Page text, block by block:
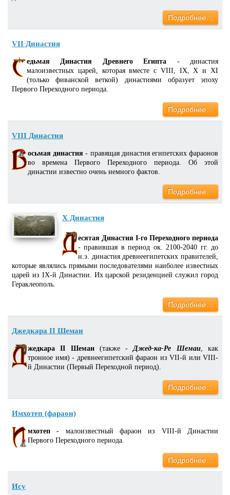
Подробнее…
VII Династия
едьмая Династия Древнего Египта - династия
малоизвестных царей, которая вместе с VIII, IX, X и XI
(только фиванской веткой) династиями образует эпоху
Первого Переходного периода.
Подробнее…
VIII Династия
осьмая династия - правящая династия египетских фараонов
во времена Первого Переходного периода. Об этой
династии известно очень немного фактов.
Подробнее…
X Династия
есятая Династия I-го Переходного периода
- правившая в период ок. 2100-2040 гг. до
н.э. династия древнеегипетских правителей,
которые являлись прямыми последователями наиболее известных
царей из IX-й Династии. Их царской резиденцией служил город
Гераклеополь.
Подробнее…
Джедкара II Шемаи
жедкара II Шемаи(также -Джед-ка-Ре Шемаи, как
тронное имя) - древнеегипетский фараон из VII-й или VIII-
й Династии (Первый Переходной период).
Подробнее…
Имхотеп (фараон)
мхотеп - малоизвестный фараон из VIII-й Династии
Первого Переходного периода.
Подробнее…
Ису